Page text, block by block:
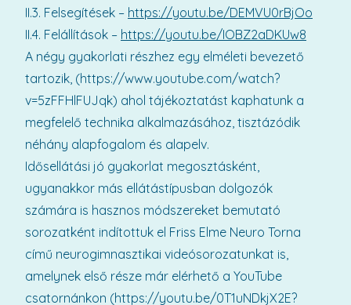
II.3. Felsegítések – https://youtu.be/DEMVU0rBjOo
II.4. Felállítások – https://youtu.be/IOBZ2aDKUw8
A négy gyakorlati részhez egy elméleti bevezető
tartozik, (https://www.youtube.com/watch?
v=5zFFHlFUJqk) ahol tájékoztatást kaphatunk a
megfelelő technika alkalmazásához, tisztázódik
néhány alapfogalom és alapelv.
Idősellátási jó gyakorlat megosztásként,
ugyanakkor más ellátástípusban dolgozók
számára is hasznos módszereket bemutató
sorozatként indítottuk el Friss Elme Neuro Torna
című neurogimnasztikai videósorozatunkat is,
amelynek első része már elérhető a YouTube
csatornánkon (https://youtu.be/0T1uNDkjX2E?